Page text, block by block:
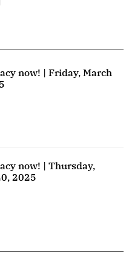
now! | Friday, March
now! | Thursday,
2025